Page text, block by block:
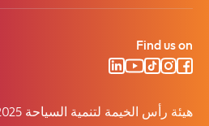
Find us on
هيئة رأس الخيمة لتنمية السياحة 2025